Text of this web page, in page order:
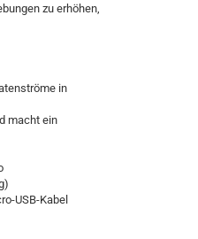
zu erhöhen,
in
macht ein
USB-Kabel